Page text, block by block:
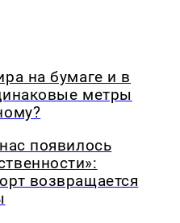
на бумаге и в
метры
появилось
возвращается